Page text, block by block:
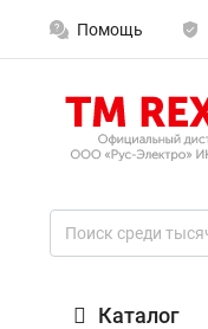
Помощь
Каталог